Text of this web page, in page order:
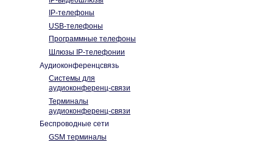
IP-телефоны
USB-телефоны
Программные телефоны
Шлюзы IP-телефонии
Аудиоконференцсвязь
Системы для
аудиоконференц-связи
Терминалы
аудиоконференц-связи
Беспроводные сети
GSM терминалы